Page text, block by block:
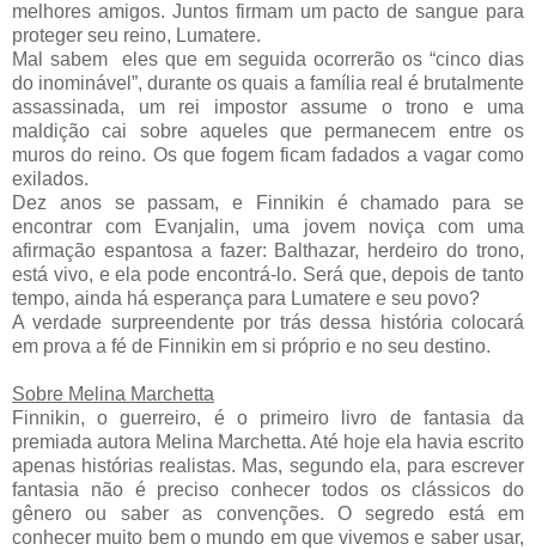
melhores amigos. Juntos firmam um pacto de sangue para
proteger seu reino, Lumatere.
Mal sabem eles que em seguida ocorrerão os “cinco dias
do inominável”, durante os quais a família real é brutalmente
assassinada, um rei impostor assume o trono e uma
maldição cai sobre aqueles que permanecem entre os
muros do reino. Os que fogem ficam fadados a vagar como
exilados.
Dez anos se passam, e Finnikin é chamado para se
encontrar com Evanjalin, uma jovem noviça com uma
afirmação espantosa a fazer: Balthazar, herdeiro do trono,
está vivo, e ela pode encontrá-lo. Será que, depois de tanto
tempo, ainda há esperança para Lumatere e seu povo?
A verdade surpreendente por trás dessa história colocará
em prova a fé de Finnikin em si próprio e no seu destino.
Sobre Melina Marchetta
Finnikin, o guerreiro, é o primeiro livro de fantasia da
premiada autora Melina Marchetta. Até hoje ela havia escrito
apenas histórias realistas. Mas, segundo ela, para escrever
fantasia não é preciso conhecer todos os clássicos do
gênero ou saber as convenções. O segredo está em
conhecer muito bem o mundo em que vivemos e saber usar,